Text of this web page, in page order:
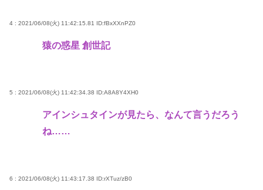
4 : 2021/06/08(火) 11:42:15.81 ID:fBxXXnPZ0
猿の惑星 創世記
5 : 2021/06/08(火) 11:42:34.38 ID:A8A8Y4XH0
アインシュタインが見たら、なんて言うだろう
ね……
6 : 2021/06/08(火) 11:43:17.38 ID:rXTuz/zB0